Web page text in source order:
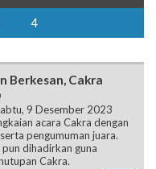
4
Berkesan, Cakra
9 Desember 2023
acara Cakra dengan
pengumuman juara.
dihadirkan guna
Cakra.